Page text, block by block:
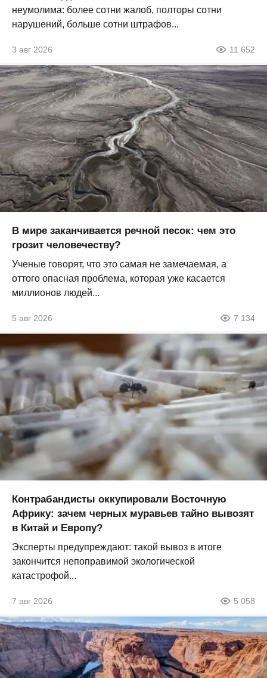
неумолима: более сотни жалоб, полторы сотни
нарушений, больше сотни штрафов...
3 авг 2026 11 652
В мире заканчивается речной песок: чем это
грозит человечеству?
Ученые говорят, что это самая не замечаемая, а
оттого опасная проблема, которая уже касается
миллионов людей...
5 авг 2026 7 134
Контрабандисты оккупировали Восточную
Африку: зачем черных муравьев тайно вывозят
в Китай и Европу?
Эксперты предупреждают: такой вывоз в итоге
закончится непоправимой экологической
катастрофой...
7 авг 2026 5 058